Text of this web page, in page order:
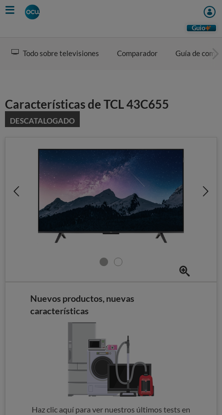
Skip
to
Guio
Todo sobre televisiones Comparador Guía de
Características de TCL 43C655
DESCATALOGADO
Nuevos productos, nuevas
características
Haz clic aquí para ver nuestros últimos tests en